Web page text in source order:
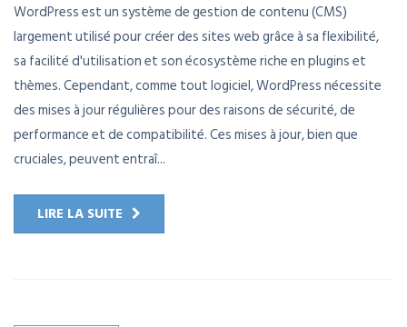
WordPress est un système de gestion de contenu (CMS)
largement utilisé pour créer des sites web grâce à sa flexibilité,
sa facilité d'utilisation et son écosystème riche en plugins et
thèmes. Cependant, comme tout logiciel, WordPress nécessite
des mises à jour régulières pour des raisons de sécurité, de
performance et de compatibilité. Ces mises à jour, bien que
cruciales, peuvent entraî...
LIRE LA SUITE